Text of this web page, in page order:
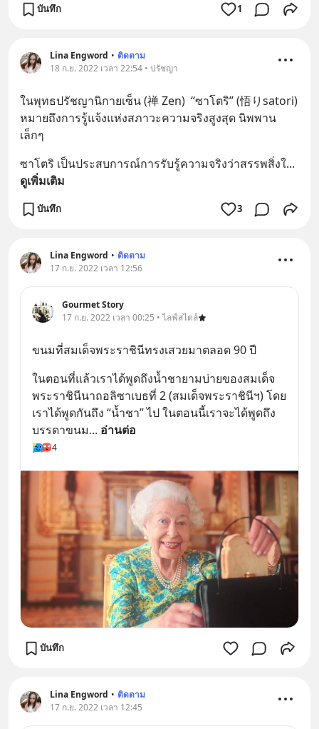
บันทึก 1
Lina Engword • ติดตาม
18 ก.ย. 2022 เวลา 22:54 • ปรัชญา
ในพุทธปรัชญานิกายเซ็น (禅 Zen)  “ซาโตริ” (悟りsatori)
หมายถึงการรู้แจ้งแห่งสภาวะความจริงสูงสุด นิพพาน
เล็กๆ
ซาโตริ เป็นประสบการณ์การรับรู้ความจริงว่าสรรพสิ่งใ...
ดูเพิ่มเติม
บันทึก 3
Lina Engword • ติดตาม
17 ก.ย. 2022 เวลา 12:56
Gourmet Story
17 ก.ย. 2022 เวลา 00:25 • ไลฟ์สไตล์
ขนมที่สมเด็จพระราชินีทรงเสวยมาตลอด 90 ปี
ในตอนที่แล้วเราได้พูดถึงน้ำชายามบ่ายของสมเด็จ
พระราชินีนาถอลิซาเบธที่ 2 (สมเด็จพระราชินีฯ) โดย
เราได้พูดกันถึง “น้ำชา” ไป ในตอนนี้เราจะได้พูดถึง
บรรดาขนม... อ่านต่อ
4
บันทึก
Lina Engword • ติดตาม
17 ก.ย. 2022 เวลา 12:45